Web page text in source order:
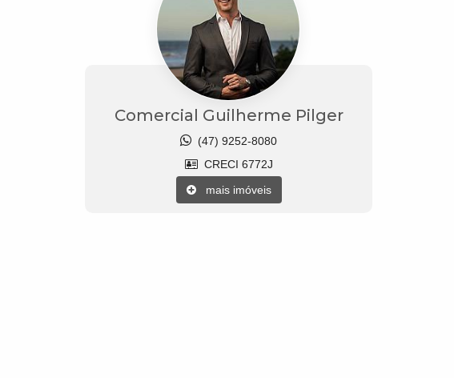
Comercial Guilherme Pilger
(47) 9252-8080
CRECI 6772J
mais imóveis